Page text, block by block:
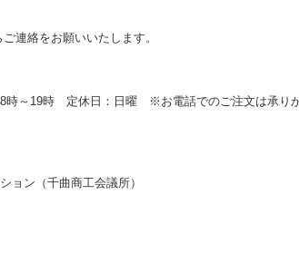
連絡をお願いいたします。
～19時 定休日：日曜 ※お電話でのご注文は承りか
ョン（千曲商工会議所）